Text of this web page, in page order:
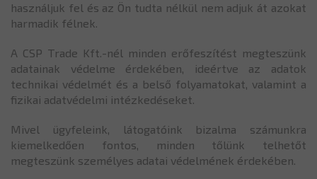
használjuk fel és az Ön tudta nélkül nem adjuk át azokat
harmadik félnek.
A CSP Trade Kft.-nél minden erőfeszítést megteszünk
adatainak védelme érdekében, ideértve az adatok
technikai védelmét és a belső folyamatokat, valamint a
fizikai adatvédelmi intézkedéseket.
Mivel ügyfeleink, látogatóink bizalma számunkra
kiemelkedően fontos, minden tőlünk telhetőt
megteszünk személyes adatai védelmének érdekében.